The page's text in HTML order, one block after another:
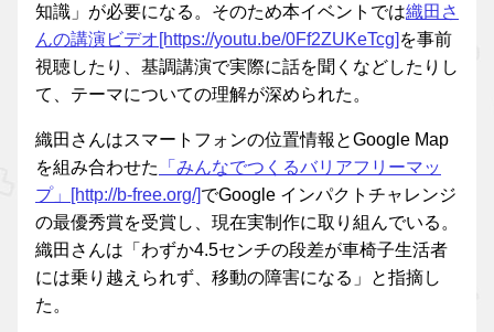
知識」が必要になる。そのため本イベントでは織田さ
んの講演ビデオ[https://youtu.be/0Ff2ZUKeTcg] を事前
視聴したり、基調講演で実際に話を聞くなどしたりし
て、テーマについての理解が深められた。
織田さんはスマートフォンの位置情報とGoogle Map
を組み合わせた
「みんなでつくるバリアフリーマッ
プ」[http://b-free.org/]でGoogle インパクトチャレンジ
の最優秀賞を受賞し、現在実制作に取り組んでいる。
織田さんは「わずか4.5センチの段差が車椅子生活者
には乗り越えられず、移動の障害になる」と指摘し
た。